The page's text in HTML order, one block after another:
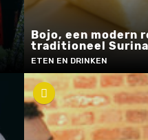
Bojo, een modern
traditioneel
ETEN EN DRINKEN